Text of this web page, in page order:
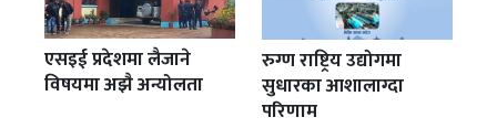
एसइई प्रदेशमा लैजाने
विषयमा अझै अन्योलता
रुग्ण राष्ट्रिय उद्योगमा
सुधारका आशालाग्दा
परिणाम